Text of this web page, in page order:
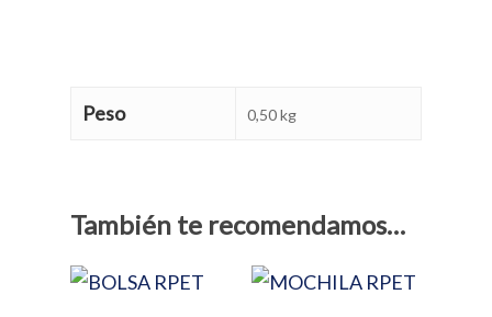
Peso 0,50 kg
También te recomendamos…